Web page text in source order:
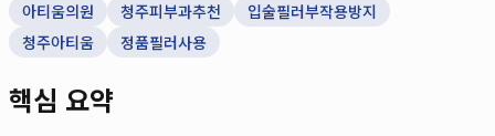
아티움의원 청주피부과추천
입술필러부작용방지
청주아티움
정품필러사용
핵심 요약